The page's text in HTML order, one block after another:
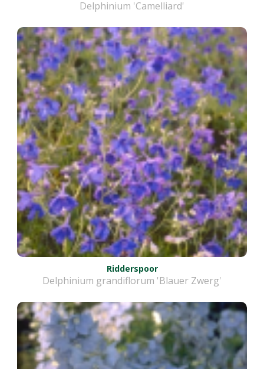
Delphinium 'Camelliard'
Ridderspoor
Delphinium grandiflorum 'Blauer Zwerg'